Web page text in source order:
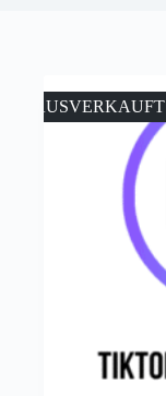
AUSVERKAUFT